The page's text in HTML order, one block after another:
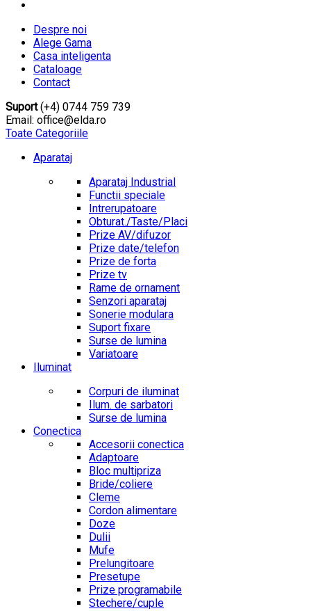
Despre noi
Alege Gama
Casa inteligenta
Cataloage
Contact
Suport(+4) 0744 759 739
Email: office@elda.ro
Toate Categoriile
Aparataj
Aparataj Industrial
Functii speciale
Intrerupatoare
Obturat./Taste/Placi
Prize AV/difuzor
Prize date/telefon
Prize de forta
Prize tv
Rame de ornament
Senzori aparataj
Sonerie modulara
Suport fixare
Surse de lumina
Variatoare
Iluminat
Corpuri de iluminat
Ilum. de sarbatori
Surse de lumina
Conectica
Accesorii conectica
Adaptoare
Bloc multipriza
Bride/coliere
Cleme
Cordon alimentare
Doze
Dulii
Mufe
Prelungitoare
Presetupe
Prize programabile
Stechere/cuple